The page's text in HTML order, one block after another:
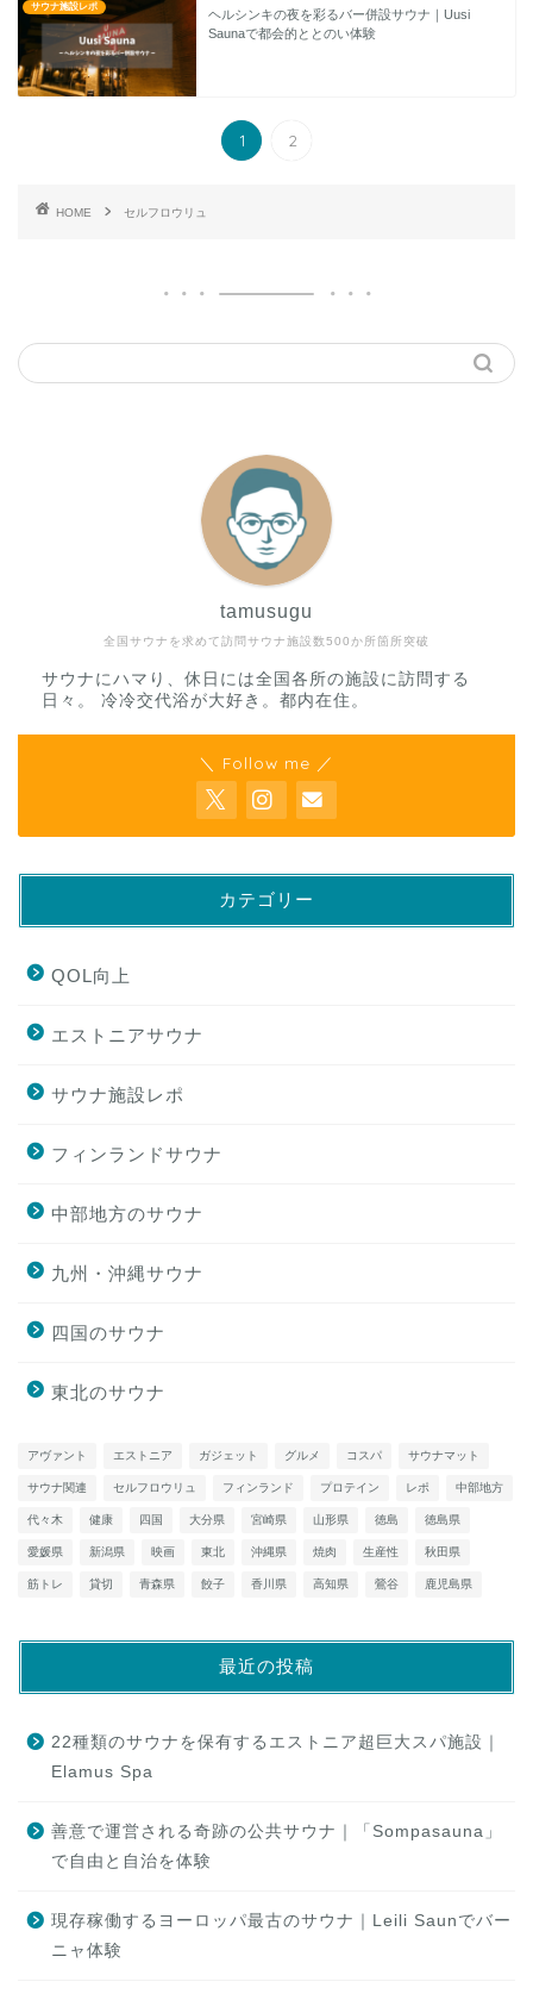
サウナ施設レポ
ヘルシンキの夜を彩るバー併設サウナ｜Uusi
Saunaで都会的ととのい体験
1 2
HOME セルフロウリュ
全国サウナを求めて訪問サウナ施設数500か所箇所突破
tamusugu
サウナにハマり、休日には全国各所の施設に訪問する
日々。 冷冷交代浴が大好き。都内在住。
＼ Follow me ／
カテゴリー
QOL向上
エストニアサウナ
サウナ施設レポ
フィンランドサウナ
中部地方のサウナ
九州・沖縄サウナ
四国のサウナ
東北のサウナ
アヴァント エストニア ガジェット グルメ コスパ サウナマット
サウナ関連 セルフロウリュ フィンランド プロテイン レポ 中部地方
代々木 健康 四国 大分県 宮崎県 山形県 徳島 徳島県
愛媛県 新潟県 映画 東北 沖縄県 焼肉 生産性 秋田県
筋トレ 貸切 青森県 餃子 香川県 高知県 鶯谷 鹿児島県
最近の投稿
22種類のサウナを保有するエストニア超巨大スパ施設｜
Elamus Spa
善意で運営される奇跡の公共サウナ｜「Sompasauna」
で自由と自治を体験
現存稼働するヨーロッパ最古のサウナ｜Leili Saunでバー
ニャ体験